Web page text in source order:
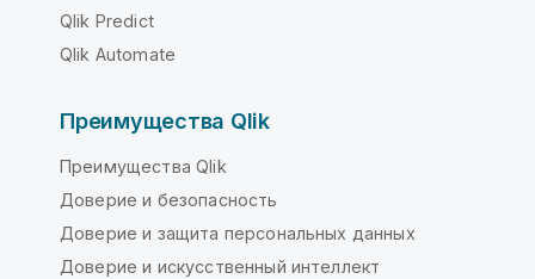
Qlik Predict
Qlik Automate
Преимущества Qlik
Преимущества Qlik
Доверие и безопасность
Доверие и защита персональных данных
Доверие и искусственный интеллект